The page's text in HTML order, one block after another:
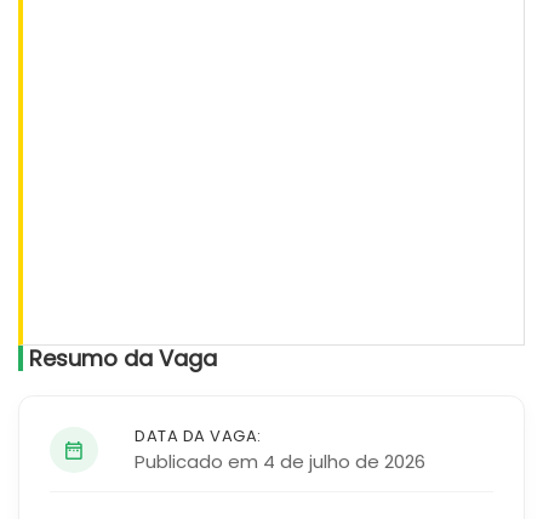
Resumo da Vaga
DATA DA VAGA:
Publicado em 4 de julho de 2026